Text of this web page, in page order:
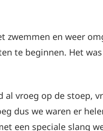
zwemmen en weer
te beginnen. Het
al vroeg op de stoep,
dus we waren er
een speciale slang